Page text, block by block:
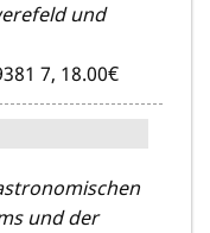
und
7, 18.00€
und der